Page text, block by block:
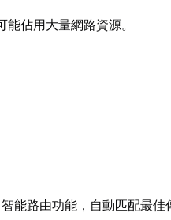
佔用大量網路資源。
智能路由功能，自動匹配最佳